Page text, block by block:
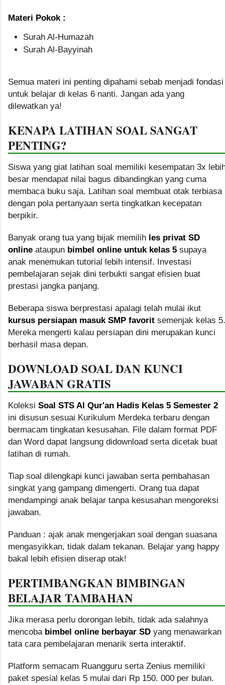
Materi Pokok :
Surah Al-Humazah
Surah Al-Bayyinah
Semua materi ini penting dipahami sebab menjadi fondasi
untuk belajar di kelas 6 nanti. Jangan ada yang
dilewatkan ya!
KENAPA LATIHAN SOAL SANGAT
PENTING?
Siswa yang giat latihan soal memiliki kesempatan 3x
besar mendapat nilai bagus dibandingkan yang cuma
membaca buku saja. Latihan soal membuat otak terbiasa
dengan pola pertanyaan serta tingkatkan kecepatan
berpikir.
Banyak orang tua yang bijak memilih les privat SD
online ataupun bimbel online untuk kelas 5 supaya
anak menemukan tutorial lebih intensif. Investasi
pembelajaran sejak dini terbukti sangat efisien buat
prestasi jangka panjang.
Beberapa siswa berprestasi apalagi telah mulai ikut
kursus persiapan masuk SMP favorit semenjak kelas 5.
Mereka mengerti kalau persiapan dini merupakan kunci
berhasil masa depan.
DOWNLOAD SOAL DAN KUNCI
JAWABAN GRATIS
Koleksi Soal STS Al Qur'an Hadis Kelas 5 Semester 2
ini disusun sesuai Kurikulum Merdeka terbaru dengan
bermacam tingkatan kesusahan. File dalam format PDF
dan Word dapat langsung didownload serta dicetak buat
latihan di rumah.
Tiap soal dilengkapi kunci jawaban serta pembahasan
singkat yang gampang dimengerti. Orang tua dapat
mendampingi anak belajar tanpa kesusahan mengoreksi
jawaban.
Panduan : ajak anak mengerjakan soal dengan suasana
mengasyikkan, tidak dalam tekanan. Belajar yang happy
bakal lebih efisien diserap otak!
PERTIMBANGKAN BIMBINGAN
BELAJAR TAMBAHAN
Jika merasa perlu dorongan lebih, tidak ada salahnya
mencoba bimbel online berbayar SD yang menawarkan
tata cara pembelajaran menarik serta interaktif.
Platform semacam Ruangguru serta Zenius memiliki
paket spesial kelas 5 mulai dari Rp 150. 000 per bulan.